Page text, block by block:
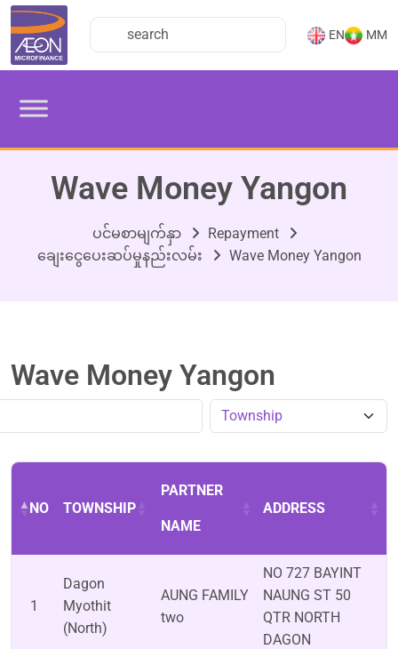
EN MM
Wave Money Yangon
ပင်မစာမျက်နှာ
Repayment
ချေးငွေပေးဆပ်မှုနည်းလမ်း
Wave Money Yangon
Wave Money Yangon
NO TOWNSHIP
PARTNER
NAME
ADDRESS
1
Dagon
Myothit
(North)
AUNG FAMILY
two
NO 727 BAYINT
NAUNG ST 50
QTR NORTH
DAGON